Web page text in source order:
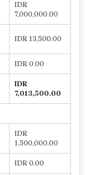
IDR
7,000,000.00
IDR 13,500.00
IDR 0.00
IDR
7,013,500.00
IDR
1,500,000.00
IDR 0.00